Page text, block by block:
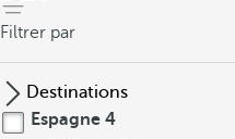
Filtrer par
Destinations
Espagne 4